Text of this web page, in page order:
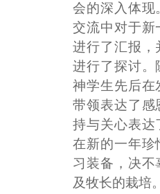
会的深入体现
交流中对于新
进行了汇报，
进行了探讨。
神学生先后在
带领表达了感
持与关心表达
在新的一年珍
习装备，决不
及牧长的栽培。